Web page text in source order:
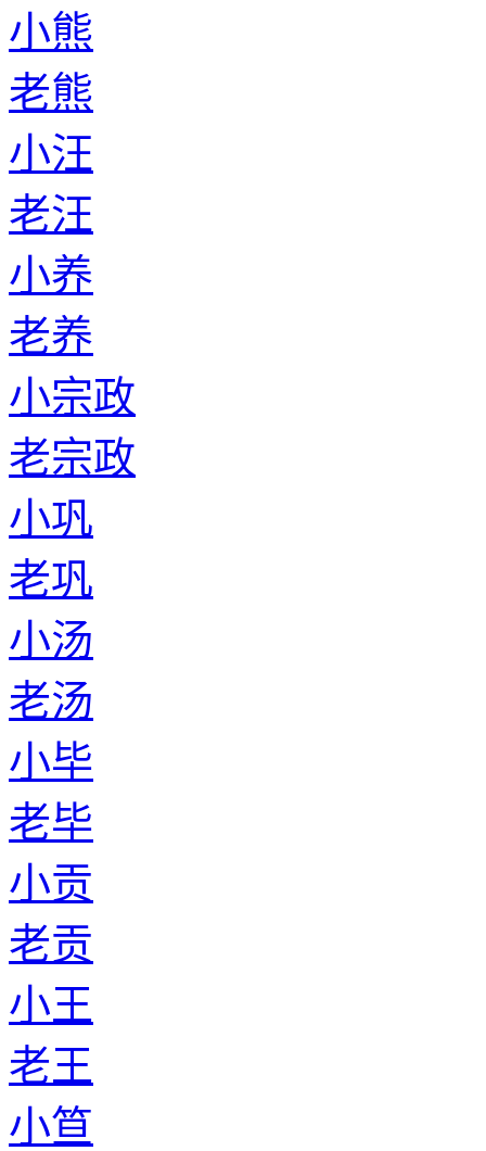
小熊
老熊
小汪
老汪
小养
老养
小宗政
老宗政
小巩
老巩
小汤
老汤
小毕
老毕
小贡
老贡
小王
老王
小笪